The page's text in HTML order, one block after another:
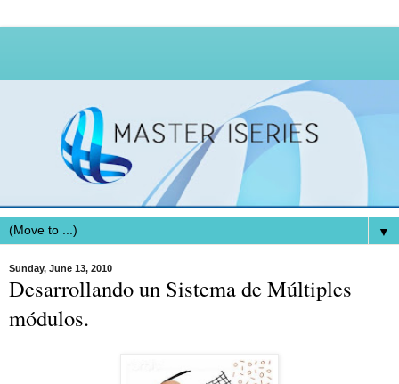
▼
Sunday, June 13, 2010
Desarrollando un Sistema de Múltiples
módulos.